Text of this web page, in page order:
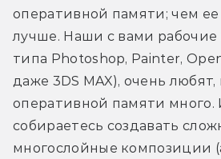
оперативной памяти; чем
лучше. Наши с вами
типа Photoshop, Painter,
даже 3DS MAX), очень любят,
оперативной памяти много.
собираетесь создавать
многослойные композиции